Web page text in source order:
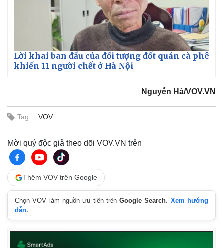
Lời khai ban đầu của đối tượng đốt quán cà phê
khiến 11 người chết ở Hà Nội
Nguyễn Hà/VOV.VN
Tag: VOV
Mời quý độc giả theo dõi VOV.VN trên
Thêm VOV trên Google
Chọn VOV làm nguồn ưu tiên trênGoogle Search. Xem hướng
dẫn.